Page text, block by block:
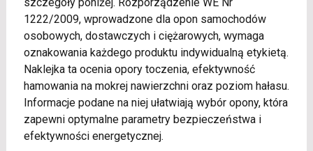
1222/2009, wprowadzone dla opon samochodów
osobowych, dostawczych i ciężarowych, wymaga
oznakowania każdego produktu indywidualną etykietą.
Naklejka ta ocenia opory toczenia, efektywność
hamowania na mokrej nawierzchni oraz poziom hałasu.
Informacje podane na niej ułatwiają wybór opony, która
zapewni optymalne parametry bezpieczeństwa i
efektywności energetycznej.